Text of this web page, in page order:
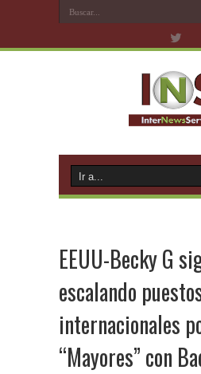
EEUU-Becky G
escalando
internacionales
“Mayores” con